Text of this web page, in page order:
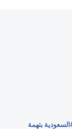
بتهمة